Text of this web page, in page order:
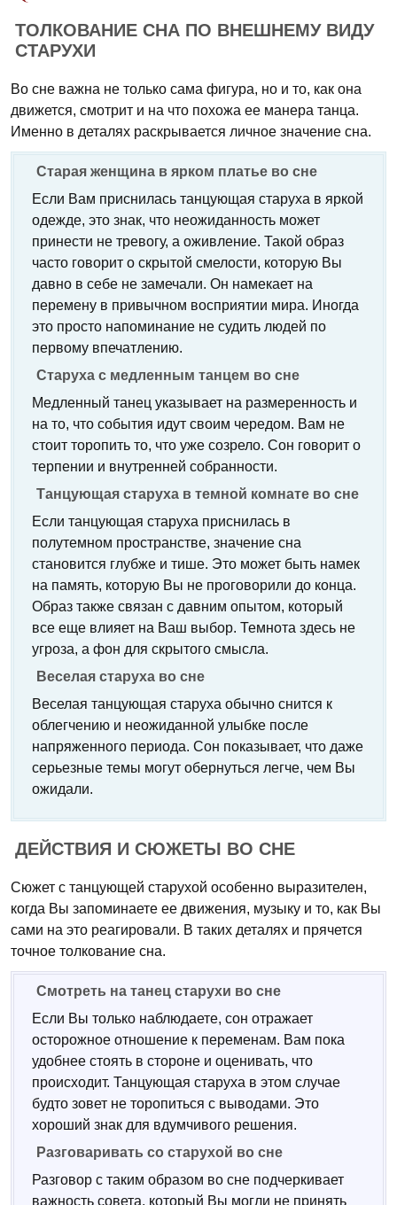
ТОЛКОВАНИЕ СНА ПО ВНЕШНЕМУ ВИДУ
СТАРУХИ
Во сне важна не только сама фигура, но и то, как она
движется, смотрит и на что похожа ее манера танца.
Именно в деталях раскрывается личное значение сна.
Старая женщина в ярком платье во сне
Если Вам приснилась танцующая старуха в яркой
одежде, это знак, что неожиданность может
принести не тревогу, а оживление. Такой образ
часто говорит о скрытой смелости, которую Вы
давно в себе не замечали. Он намекает на
перемену в привычном восприятии мира. Иногда
это просто напоминание не судить людей по
первому впечатлению.
Старуха с медленным танцем во сне
Медленный танец указывает на размеренность и
на то, что события идут своим чередом. Вам не
стоит торопить то, что уже созрело. Сон говорит о
терпении и внутренней собранности.
Танцующая старуха в темной комнате во сне
Если танцующая старуха приснилась в
полутемном пространстве, значение сна
становится глубже и тише. Это может быть намек
на память, которую Вы не проговорили до конца.
Образ также связан с давним опытом, который
все еще влияет на Ваш выбор. Темнота здесь не
угроза, а фон для скрытого смысла.
Веселая старуха во сне
Веселая танцующая старуха обычно снится к
облегчению и неожиданной улыбке после
напряженного периода. Сон показывает, что даже
серьезные темы могут обернуться легче, чем Вы
ожидали.
ДЕЙСТВИЯ И СЮЖЕТЫ ВО СНЕ
Сюжет с танцующей старухой особенно выразителен,
когда Вы запоминаете ее движения, музыку и то, как Вы
сами на это реагировали. В таких деталях и прячется
точное толкование сна.
Смотреть на танец старухи во сне
Если Вы только наблюдаете, сон отражает
осторожное отношение к переменам. Вам пока
удобнее стоять в стороне и оценивать, что
происходит. Танцующая старуха в этом случае
будто зовет не торопиться с выводами. Это
хороший знак для вдумчивого решения.
Разговаривать со старухой во сне
Разговор с таким образом во сне подчеркивает
важность совета, который Вы могли не принять